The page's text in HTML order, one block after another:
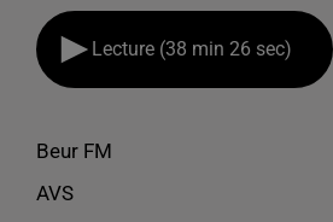
Lecture (38 min 26 sec)
Beur FM
AVS